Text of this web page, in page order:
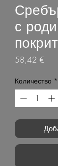
с
58,42 €
Количество *